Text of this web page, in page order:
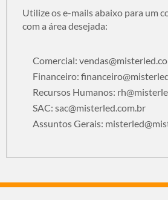
Utilize os e-mails abaixo para um
com a área desejada:
Comercial:
Financeiro:
Recursos Humanos:
SAC: sac@misterled.com.br
Assuntos Gerais: